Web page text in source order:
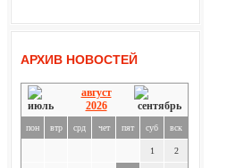
АРХИВ НОВОСТЕЙ
август
2026
пон втр срд чет пят суб вск
1 2